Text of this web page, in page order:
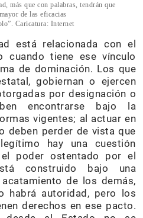
más que con palabras, tendrán que
de las eficacias
Caricatura: Internet
está relacionada con el
cuando tiene ese vínculo
de dominación. Los que
gobiernan o ejercen
por designación o
encontrarse bajo la
vigentes; al actuar en
deben perder de vista que
hay una cuestión
poder ostentado por el
construido bajo una
de los demás,
habrá autoridad, pero los
derechos en ese pacto.